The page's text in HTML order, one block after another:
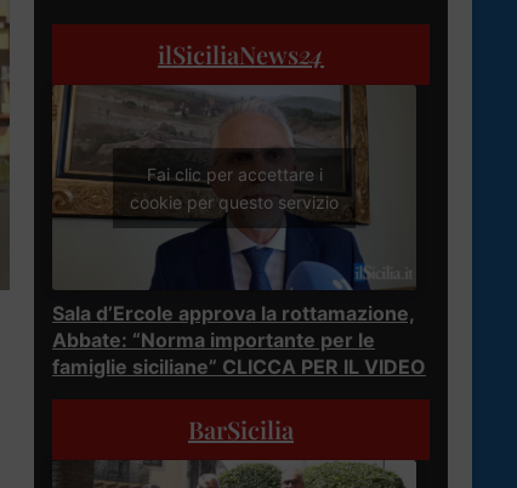
ilSiciliaNews24
Fai clic per accettare i
cookie per questo servizio
Sala d’Ercole approva la rottamazione,
Abbate: “Norma importante per le
famiglie siciliane” CLICCA PER IL VIDEO
BarSicilia